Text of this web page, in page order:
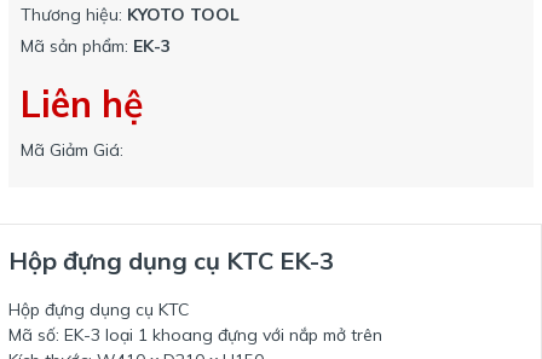
Thương hiệu: KYOTO TOOL
Mã sản phẩm: EK-3
Liên hệ
Mã Giảm Giá:
Hộp đựng dụng cụ KTC EK-3
Hộp đựng dụng cụ KTC
Mã số: EK-3 loại 1 khoang đựng với nắp mở trên